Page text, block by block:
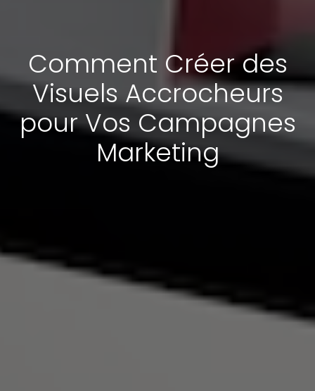
Comment Créer des
Visuels Accrocheurs
pour Vos Campagnes
Marketing